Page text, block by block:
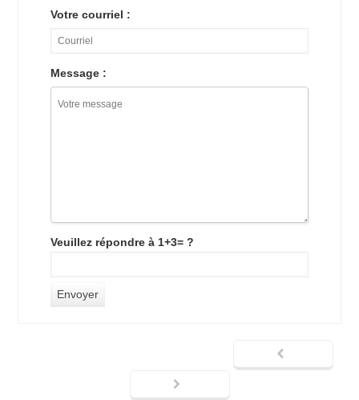
Votre courriel :
Message :
Veuillez répondre à 1+3= ?